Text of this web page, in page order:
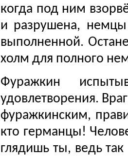
когда под ним
и разрушена, немцы
выполненной.
холм для полного
Фуражкин
удовлетворения.
фуражкинским,
кто германцы!
глядишь ты, ведь